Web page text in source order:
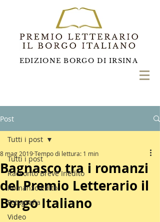
EDIZIONE BORGO DI IRSINA
Post
Tutti i post
Racconto Breve Inedito
Romanzo Edito
Fotografia
Video
Tutti i post
Bagnasco tra i romanzi
del Premio Letterario il
Borgo Italiano
8 mag 2019Tempo di lettura: 1 min